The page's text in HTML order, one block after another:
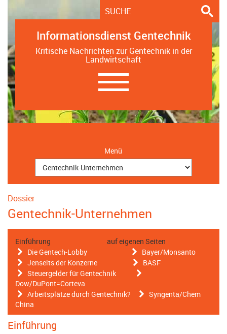
Informationsdienst Gentechnik
Kritische Nachrichten zur Gentechnik in der
Landwirtschaft
Navigation
ein-/ausblenden
Menü
Dossier
Gentechnik-Unternehmen
Einführung auf eigenen Seiten
Die Gentech-Lobby
Bayer/Monsanto
Jenseits der Konzerne
BASF
Steuergelder für Gentechnik
Dow/DuPont=Corteva
Arbeitsplätze durch Gentechnik?
Syngenta/Chem
China
Einführung